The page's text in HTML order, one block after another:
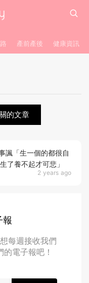
產前產後 健康資訊
的文章
2 years ago
諷「生一個的都很自
了養不起才可悲」
報
每週接收我們
電子報吧！